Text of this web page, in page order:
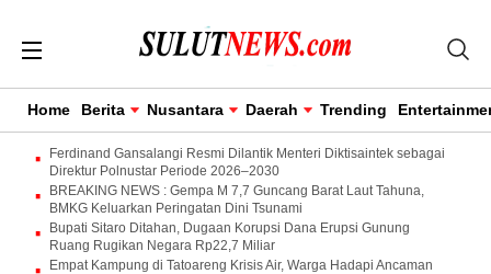
Home Berita Nusantara Daerah Trending
Ferdinand Gansalangi Resmi Dilantik Menteri Diktisaintek sebagai
Direktur Polnustar Periode 2026–2030
BREAKING NEWS : Gempa M 7,7 Guncang Barat Laut Tahuna,
BMKG Keluarkan Peringatan Dini Tsunami
Bupati Sitaro Ditahan, Dugaan Korupsi Dana Erupsi Gunung
Ruang Rugikan Negara Rp22,7 Miliar
Empat Kampung di Tatoareng Krisis Air, Warga Hadapi Ancaman